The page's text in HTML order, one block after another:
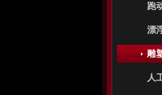
跑
漂
雕
人